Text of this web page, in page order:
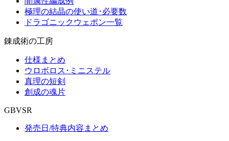
極理の結晶の使い道･必要数
ドラゴニックウェポン一覧
錬成術の工房
仕様まとめ
ウロボロス･ミニステル
真理の短剣
創成の魂片
GBVSR
発売日/特典内容まとめ